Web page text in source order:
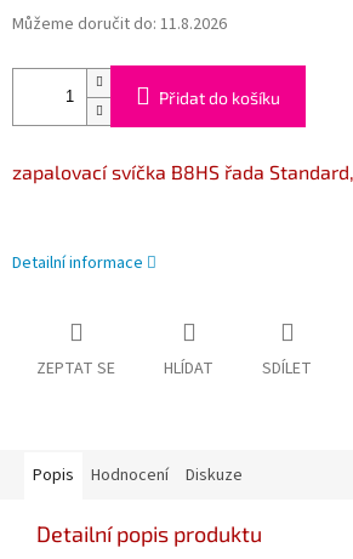
Můžeme doručit do: 11.8.2026
Přidat do košíku
zapalovací svíčka B8HS řada
Detailní informace
ZEPTAT SE HLÍDAT SDÍLET
Popis Hodnocení Diskuze
Detailní popis produktu